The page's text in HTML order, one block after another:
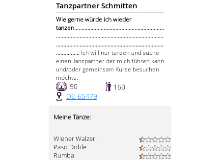
Tanzpartner Schmitten
Wie gerne würde ich wieder
tanzen.............................................................
.........................................................................
.........................................................................
...............: Ich will nur tanzen und suche
einen Tanzpartner der mich führen kann
und/oder gemeinsam Kurse besuchen
möchte.
50
160
DE-65479
Meine Tänze:
Wiener Walzer:
Paso Doble:
Rumba: